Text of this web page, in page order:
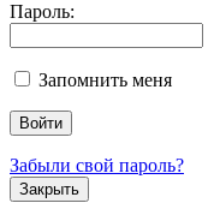
Пароль:
Запомнить меня
Забыли свой пароль?
Закрыть